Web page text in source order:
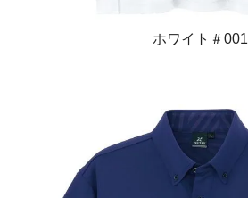
ホワイト＃001